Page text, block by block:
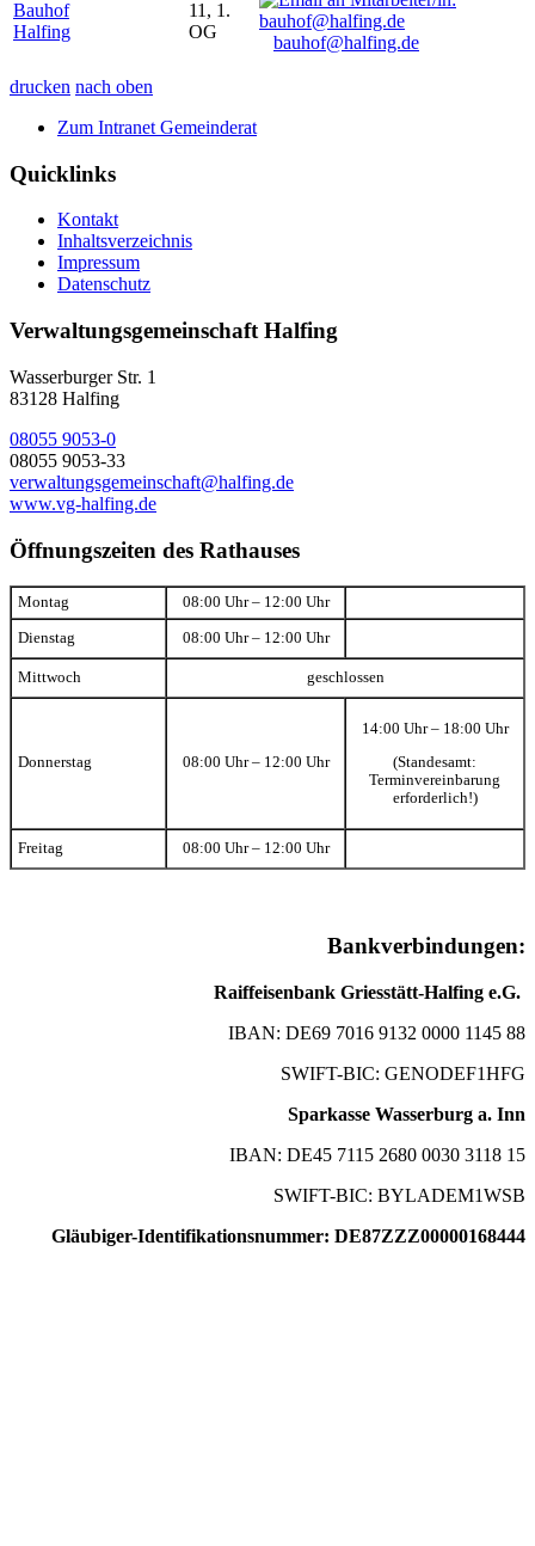
Bauhof
Halfing
11, 1.
OG
bauhof@halfing.de
drucken nach oben
Zum Intranet Gemeinderat
Quicklinks
Kontakt
Inhaltsverzeichnis
Impressum
Datenschutz
Verwaltungsgemeinschaft Halfing
Wasserburger Str. 1
83128 Halfing
08055 9053-0
08055 9053-33
verwaltungsgemeinschaft@halfing.de
www.vg-halfing.de
Öffnungszeiten des Rathauses
Montag 08:00 Uhr – 12:00 Uhr
Dienstag 08:00 Uhr – 12:00 Uhr
Mittwoch geschlossen
Donnerstag 08:00 Uhr – 12:00 Uhr
14:00 Uhr – 18:00 Uhr
(Standesamt:
Terminvereinbarung
erforderlich!)
Freitag 08:00 Uhr – 12:00 Uhr
Bankverbindungen:
Raiffeisenbank Griesstätt-Halfing e.G.
IBAN: DE69 7016 9132 0000 1145 88
SWIFT-BIC: GENODEF1HFG
Sparkasse Wasserburg a. Inn
IBAN: DE45 7115 2680 0030 3118 15
SWIFT-BIC: BYLADEM1WSB
Gläubiger-Identifikationsnummer: DE87ZZZ00000168444